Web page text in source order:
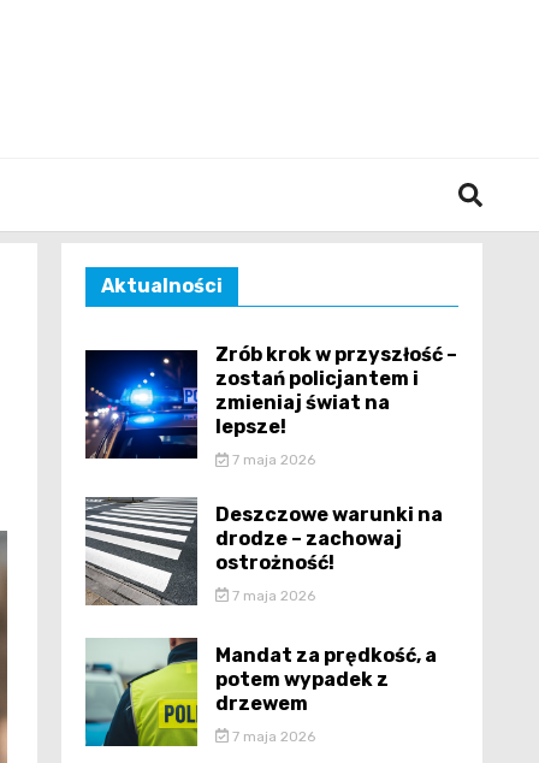
Aktualności
Zrób krok w przyszłość –
zostań policjantem i
zmieniaj świat na
lepsze!
7 maja 2026
Deszczowe warunki na
drodze – zachowaj
ostrożność!
7 maja 2026
Mandat za prędkość, a
potem wypadek z
drzewem
7 maja 2026